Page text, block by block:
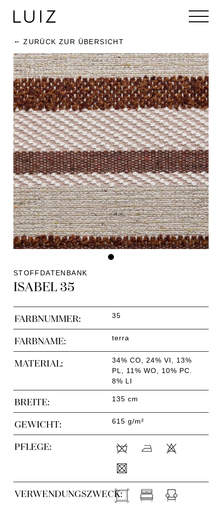
ZURÜCK ZUR ÜBERSICHT
STOFFDATENBANK
ISABEL 35
FARBNUMMER: 35
FARBNAME: terra
MATERIAL:
34% CO, 24% VI, 13%
PL, 11% WO, 10% PC.
8% LI
BREITE: 135 cm
GEWICHT: 615 g/m²
PFLEGE:
VERWENDUNGSZWECK: